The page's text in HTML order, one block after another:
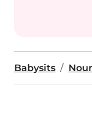
Babysits